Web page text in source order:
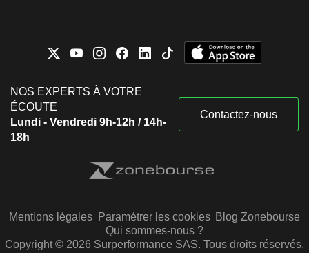
NOS EXPERTS À VOTRE
ÉCOUTE
Lundi - Vendredi 9h-12h / 14h-
18h
Contactez-nous
Mentions légales Paramétrer les cookies Blog Zonebourse
Qui sommes-nous ?
Copyright © 2026 Surperformance SAS. Tous droits réservés.